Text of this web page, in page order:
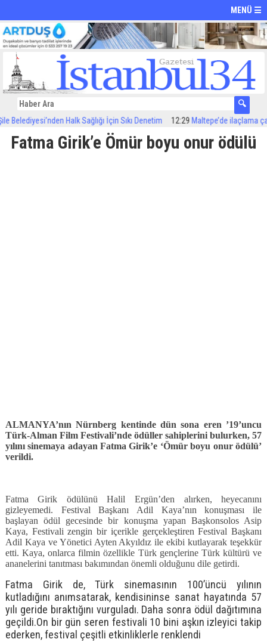
MENÜ ☰
Halk Sağlığı İçin Sıkı Denetim 12:29 Maltepe’de ilaçlama
Fatma Girik’e Ömür boyu onur ödülü
ALMANYA’nın Nürnberg kentinde dün sona eren ’19’uncu
Türk-Alman Film Festivali’nde ödüller sahiplerini bulurken, 57
yılını sinemaya adayan Fatma Girik’e ‘Ömür boyu onur ödülü’
verildi.
Fatma Girik ödülünü Halil Ergün’den alırken, heyecanını
gizleyemedi. Festival Başkanı Adil Kaya’nın konuşması ile
başlayan ödül gecesinde bir konuşma yapan Başkonsolos Asip
Kaya, Festivali zengin bir içerikle gerçekleştiren Festival Başkanı
Adil Kaya ve Yönetici Ayten Akyıldız ile ekibi kutlayarak teşekkür
etti. Kaya, onlarca filmin özellikle Türk gençlerine Türk kültürü ve
ananelerini tanıtması bakımından önemli olduğunu dile getirdi.
Fatma Girik de, Türk sinemasının 100’üncü yılının
kutladığını anımsatarak, kendisininse sanat hayatında 57
yılı geride bıraktığını vurguladı. Daha sonra ödül dağıtımına
geçildi.On bir gün seren festivali 10 bini aşkın izleyici takip
ederken, festival çeşitli etkinliklerle renklendi